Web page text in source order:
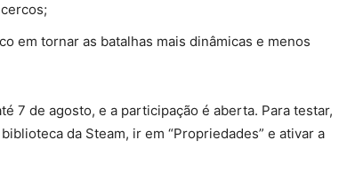
em tornar as batalhas mais dinâmicas e menos
7 de agosto, e a participação é aberta. Para testar,
da Steam, ir em “Propriedades” e ativar a